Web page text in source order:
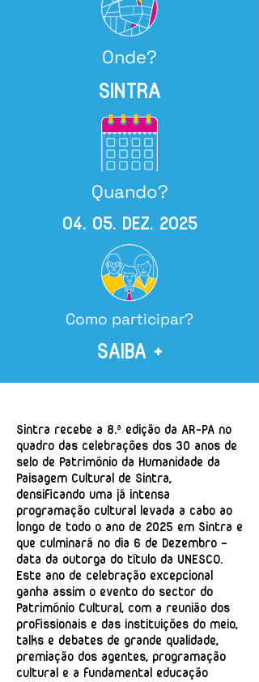
Onde?
SINTRA
Quando?
04. 05. DEZ. 2O25
Como participar?
SAIBA +
Sintra recebe a 8.ª edição da AR-PA no
quadro das celebrações dos 30 anos de
selo de Património da Humanidade da
Paisagem Cultural de Sintra,
densificando uma já intensa
programação cultural levada a cabo ao
longo de todo o ano de 2025 em Sintra e
que culminará no dia 6 de Dezembro –
data da outorga do título da UNESCO.
Este ano de celebração excepcional
ganha assim o evento do sector do
Património Cultural, com a reunião dos
profissionais e das instituições do meio,
talks e debates de grande qualidade,
premiação dos agentes, programação
cultural e a fundamental educação